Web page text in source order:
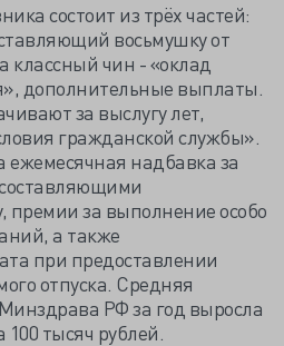
состоит из трёх частей:
восьмушку от
классный чин - «оклад
дополнительные выплаты.
за выслугу лет,
гражданской службы».
ежемесячная надбавка за
премии за выполнение особо
а также
при предоставлении
отпуска. Средняя
РФ за год выросла
тысяч рублей.